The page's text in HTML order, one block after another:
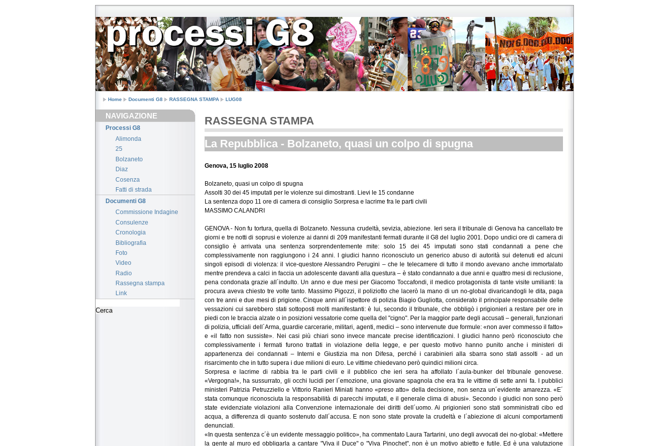
Home Documenti G8 RASSEGNA STAMPA LUG08
NAVIGAZIONE
Processi G8
Alimonda
25
Bolzaneto
Diaz
Cosenza
Fatti di strada
Documenti G8
Commissione Indagine
Consulenze
Cronologia
Bibliografia
Foto
Video
Radio
Rassegna stampa
Link
RASSEGNA STAMPA
La Repubblica - Bolzaneto, quasi un colpo di spugna
Genova, 15 luglio 2008
Bolzaneto, quasi un colpo di spugna
Assolti 30 dei 45 imputati per le violenze sui dimostranti. Lievi le 15 condanne
La sentenza dopo 11 ore di camera di consiglio Sorpresa e lacrime fra le parti civili
MASSIMO CALANDRI
GENOVA - Non fu tortura, quella di Bolzaneto. Nessuna crudeltà, sevizia, abiezione. Ieri sera il tribunale di Genova ha cancellato tre
giorni e tre notti di soprusi e violenze ai danni di 209 manifestanti fermati durante il G8 del luglio 2001. Dopo undici ore di camera di
consiglio è arrivata una sentenza sorprendentemente mite: solo 15 dei 45 imputati sono stati condannati a pene che
complessivamente non raggiungono i 24 anni. I giudici hanno riconosciuto un generico abuso di autorità sui detenuti ed alcuni
singoli episodi di violenza: il vice-questore Alessandro Perugini – che le telecamere di tutto il mondo avevano anche immortalato
mentre prendeva a calci in faccia un adolescente davanti alla questura – è stato condannato a due anni e quattro mesi di reclusione,
pena condonata grazie all´indulto. Un anno e due mesi per Giacomo Toccafondi, il medico protagonista di tante visite umilianti: la
procura aveva chiesto tre volte tanto. Massimo Pigozzi, il poliziotto che lacerò la mano di un no-global divaricandogli le dita, paga
con tre anni e due mesi di prigione. Cinque anni all´ispettore di polizia Biagio Gugliotta, considerato il principale responsabile delle
vessazioni cui sarebbero stati sottoposti molti manifestanti: è lui, secondo il tribunale, che obbligò i prigionieri a restare per ore in
piedi con le braccia alzate o in posizioni vessatorie come quella del "cigno". Per la maggior parte degli accusati – generali, funzionari
di polizia, ufficiali dell´Arma, guardie carcerarie, militari, agenti, medici – sono intervenute due formule: «non aver commesso il fatto»
e «il fatto non sussiste». Nei casi più chiari sono invece mancate precise identificazioni. I giudici hanno però riconosciuto che
complessivamente i fermati furono trattati in violazione della legge, e per questo motivo hanno punito anche i ministeri di
appartenenza dei condannati – Interni e Giustizia ma non Difesa, perché i carabinieri alla sbarra sono stati assolti - ad un
risarcimento che in tutto supera i due milioni di euro. Le vittime chiedevano però quindici milioni circa.
Sorpresa e lacrime di rabbia tra le parti civili e il pubblico che ieri sera ha affollato l´aula-bunker del tribunale genovese.
«Vergogna!», ha sussurrato, gli occhi lucidi per l´emozione, una giovane spagnola che era tra le vittime di sette anni fa. I pubblici
ministeri Patrizia Petruzziello e Vittorio Ranieri Miniati hanno «preso atto» della decisione, non senza un´evidente amarezza. «E´
stata comunque riconosciuta la responsabilità di parecchi imputati, e il generale clima di abusi». Secondo i giudici non sono però
state evidenziate violazioni alla Convenzione internazionale dei diritti dell´uomo. Ai prigionieri sono stati somministrati cibo ed
acqua, a differenza di quanto sostenuto dall´accusa. E non sono state provate la crudeltà e l´abiezione di alcuni comportamenti
denunciati.
«In questa sentenza c´è un evidente messaggio politico», ha commentato Laura Tartarini, uno degli avvocati dei no-global: «Mettere
la gente al muro ed obbligarla a cantare "Viva il Duce" o "Viva Pinochet", non è un motivo abietto e futile. Ed è una valutazione